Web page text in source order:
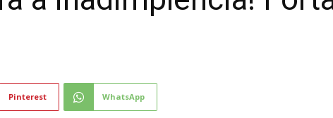
Pinterest WhatsApp